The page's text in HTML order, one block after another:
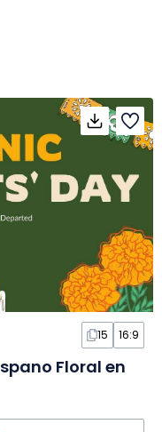
15 16:9
Floral en